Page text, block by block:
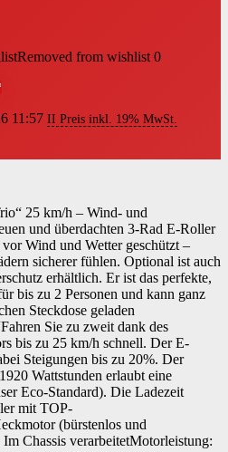
Removed from wishlist 0
11:57 II Preis inkl. 19% MwSt.
25 km/h – Wind- und
und überdachten 3-Rad E-Roller
Wind und Wetter geschützt –
sicherer fühlen. Optional ist auch
erhältlich. Er ist das perfekte,
bis zu 2 Personen und kann ganz
Steckdose geladen
Sie zu zweit dank des
bis zu 25 km/h schnell. Der E-
Steigungen bis zu 20%. Der
Wattstunden erlaubt eine
Eco-Standard). Die Ladezeit
mit TOP-
(bürstenlos und
Chassis verarbeitetMotorleistung: